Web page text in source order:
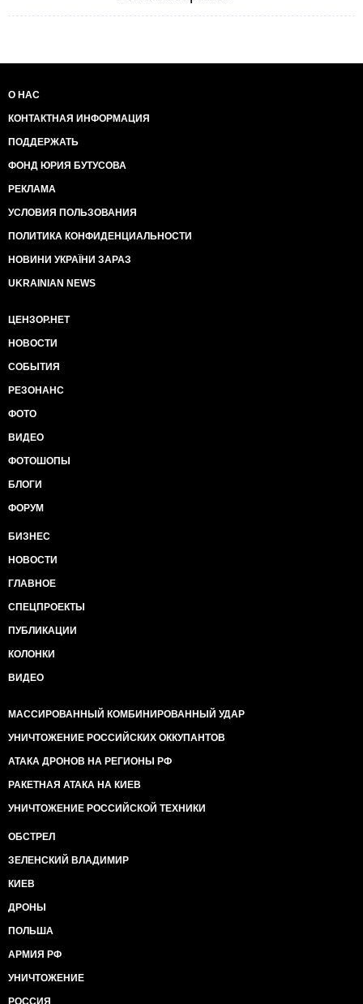
О НАС
КОНТАКТНАЯ ИНФОРМАЦИЯ
ПОДДЕРЖАТЬ
ФОНД ЮРИЯ БУТУСОВА
РЕКЛАМА
УСЛОВИЯ ПОЛЬЗОВАНИЯ
ПОЛИТИКА КОНФИДЕНЦИАЛЬНОСТИ
НОВИНИ УКРАЇНИ ЗАРАЗ
UKRAINIAN NEWS
ЦЕНЗОР.НЕТ
НОВОСТИ
СОБЫТИЯ
РЕЗОНАНС
ФОТО
ВИДЕО
ФОТОШОПЫ
БЛОГИ
ФОРУМ
БИЗНЕС
НОВОСТИ
ГЛАВНОЕ
СПЕЦПРОЕКТЫ
ПУБЛИКАЦИИ
КОЛОНКИ
ВИДЕО
МАССИРОВАННЫЙ КОМБИНИРОВАННЫЙ УДАР
УНИЧТОЖЕНИЕ РОССИЙСКИХ ОККУПАНТОВ
АТАКА ДРОНОВ НА РЕГИОНЫ РФ
РАКЕТНАЯ АТАКА НА КИЕВ
УНИЧТОЖЕНИЕ РОССИЙСКОЙ ТЕХНИКИ
ОБСТРЕЛ
ЗЕЛЕНСКИЙ ВЛАДИМИР
КИЕВ
ДРОНЫ
ПОЛЬША
АРМИЯ РФ
УНИЧТОЖЕНИЕ
РОССИЯ